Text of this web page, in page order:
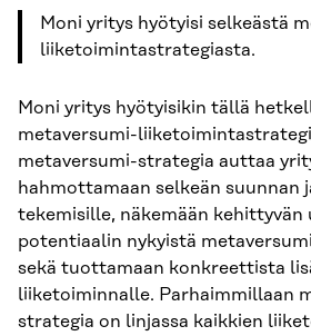
Moni yritys hyötyisi selkeästä
liiketoimintastrategiasta.
Moni yritys hyötyisikin tällä
metaversumi-
metaversumi-strategia auttaa
hahmottamaan selkeän suunnan
tekemisille, näkemään kehittyvän
potentiaalin nykyistä
sekä tuottamaan konkreettista
liiketoiminnalle. Parhaimmillaan
strategia on linjassa kaikkien